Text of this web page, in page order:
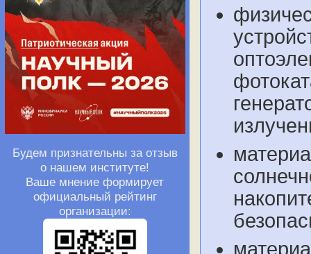
Будем признательны за отзыв
о нашем институте!
Ваше мнение формирует
официальный рейтинг
организации: